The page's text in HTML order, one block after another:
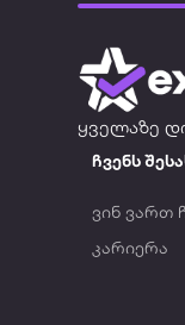
ყველაზე
ჩვენს
ვინ ვართ
კარიერა